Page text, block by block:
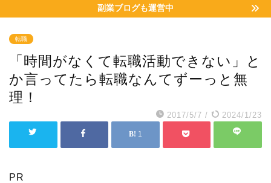
副業ブログも運営中
転職
「時間がなくて転職活動できない」と
か言ってたら転職なんてずーっと無
理！
2017/5/7 / 2024/1/23
1
PR